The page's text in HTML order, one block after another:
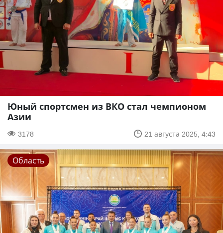
Юный спортсмен из ВКО стал чемпионом
Азии
3178 21 августа 2025, 4:43
Область